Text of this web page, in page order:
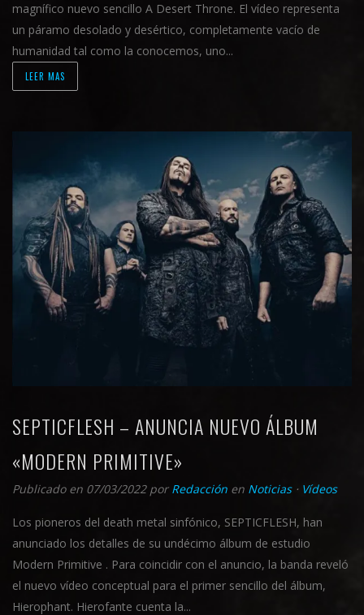
magnífico nuevo sencillo A Desert Throne. El vídeo representa
un páramo desolado y desértico, completamente vacío de
humanidad tal como la conocemos, uno...
LEER MAS
SEPTICFLESH – ANUNCIA NUEVO ÁLBUM
«MODERN PRIMITIVE»
Publicado en 07/03/2022 por Redacción en Noticias⋅ Vídeos
Los pioneros del death metal sinfónico, SEPTICFLESH, han
anunciado los detalles de su undécimo álbum de estudio
Modern Primitive . Para coincidir con el anuncio, la banda reveló
el nuevo vídeo conceptual para el primer sencillo del álbum,
Hierophant. Hierofante cuenta la...